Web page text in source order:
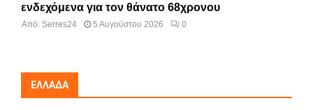
ενδεχόμενα για τον θάνατο 68χρονου
Από: Serres24 5 Αυγούστου 2026 0
ΕΛΛΆΔΑ